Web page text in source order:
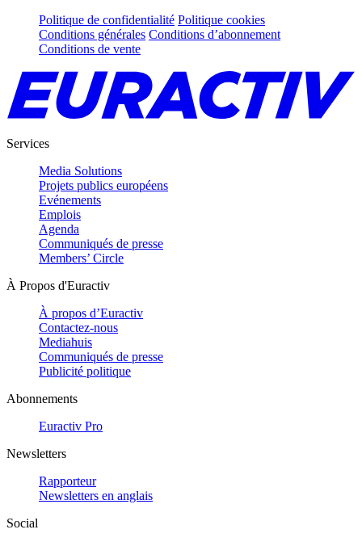
Politique de confidentialité Politique cookies
Conditions générales Conditions d’abonnement
Conditions de vente
Services
Media Solutions
Projets publics européens
Evénements
Emplois
Agenda
Communiqués de presse
Members’ Circle
À Propos d'Euractiv
À propos d’Euractiv
Contactez-nous
Mediahuis
Communiqués de presse
Publicité politique
Abonnements
Euractiv Pro
Newsletters
Rapporteur
Newsletters en anglais
Social